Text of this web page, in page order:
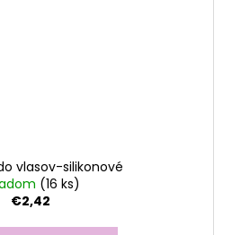
vlasov-silikonové
(16 ks)
€2,42